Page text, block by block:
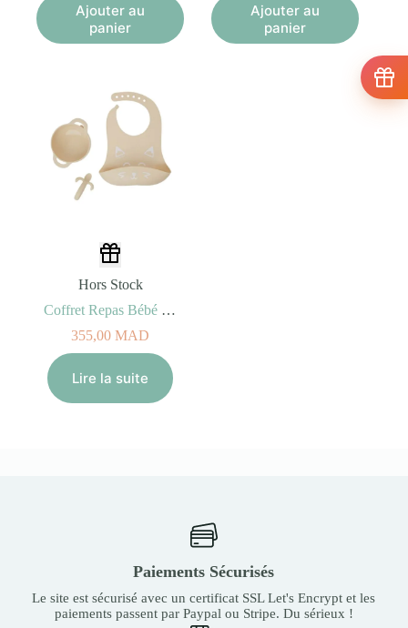
Ajouter au
panier
Ajouter au
panier
Hors Stock
Coffret Repas Bébé FIRST’ISY Renard (6-12mois)
355,00 MAD
Lire la suite
Paiements Sécurisés
Le site est sécurisé avec un certificat SSL Let's Encrypt et les
paiements passent par Paypal ou Stripe. Du sérieux !